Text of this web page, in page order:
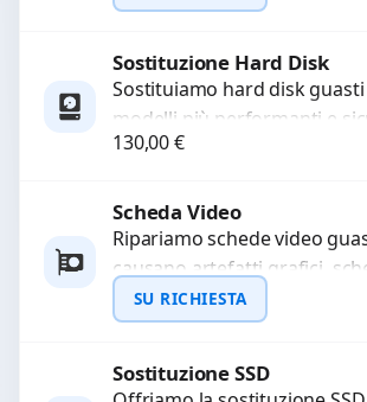
l’esecuzione di programmi e
Richiedi Preventivo
Sostituzione Hard Disk
Sostituiamo hard disk
modelli più performanti e
Garantiamo la protezione
130,00€
Scheda Video
Ripariamo schede video
causano artefatti grafici,
nere o rallentamenti. Diagnosi
approfondita e utilizzo di
SU RICHIESTA
Richiedi Preventivo
Sostituzione SSD